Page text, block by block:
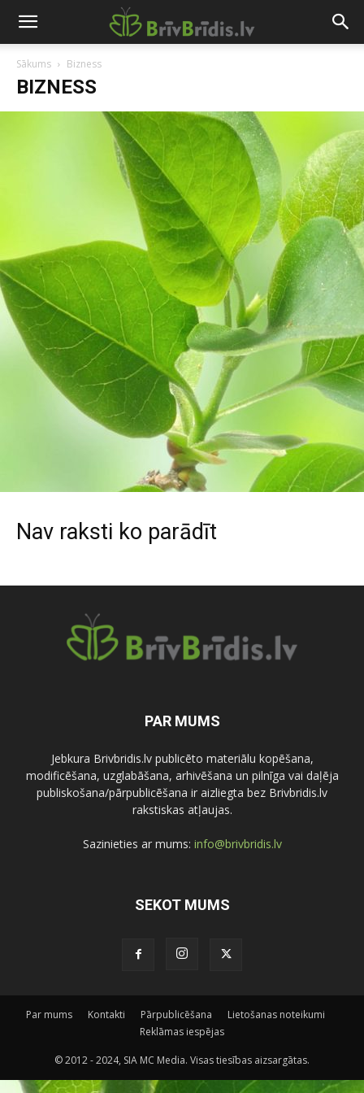
Sākums Bizness
BIZNESS
Nav raksti ko parādīt
PAR MUMS
Jebkura Brivbridis.lv publicēto materiālu kopēšana,
modificēšana, uzglabāšana, arhivēšana un pilnīga vai daļēja
publiskošana/pārpublicēšana ir aizliegta bez Brivbridis.lv
rakstiskas atļaujas.
Sazinieties ar mums: info@brivbridis.lv
SEKOT MUMS
Par mums Kontakti Pārpublicēšana
Lietošanas noteikumi
Reklāmas iespējas
© 2012 - 2024, SIA MC Media. Visas tiesības aizsargātas.